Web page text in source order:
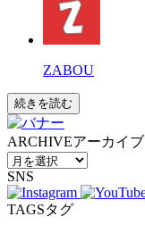
ZABOU
続きを読む
ARCHIVEアーカイブ
SNS
TAGSタグ